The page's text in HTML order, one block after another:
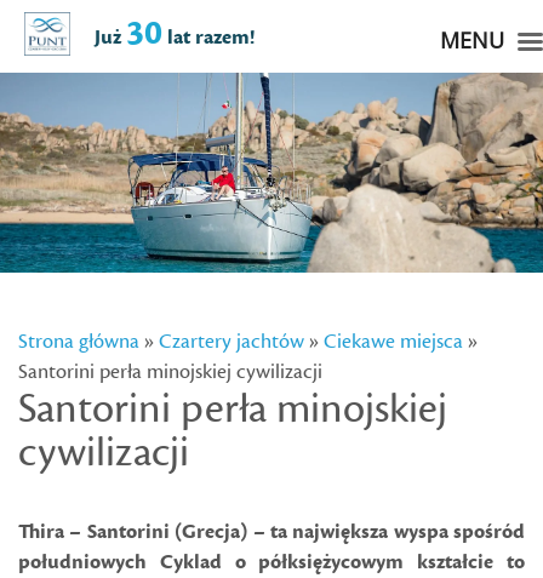
Strona główna»Czartery jachtów»Ciekawe miejsca»
Santorini perła minojskiej cywilizacji
Santorini perła minojskiej
cywilizacji
Thira – Santorini (Grecja) – ta największa wyspa spośród
południowych Cyklad o półksiężycowym kształcie to
Już30 lat razem! MENU